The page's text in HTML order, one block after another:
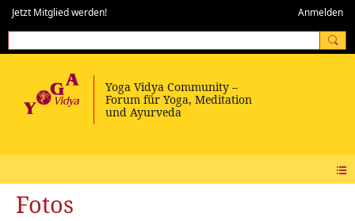
Jetzt Mitglied werden! Anmelden
Fotos